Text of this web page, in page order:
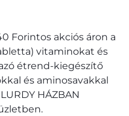
Forintos akciós áron a
vitaminokat és
étrend-kiegészítő
és aminosavakkal
HÁZBAN